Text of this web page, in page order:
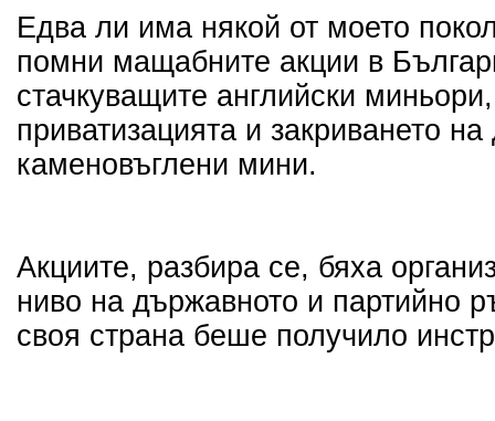
Едва ли има някой от моето
помни мащабните акции в
стачкуващите английски
приватизацията и закриването
каменовъглени мини.
Акциите, разбира се, бяха
ниво на държавното и партийно
своя страна беше получило